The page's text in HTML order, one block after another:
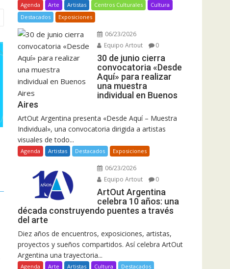
Agenda Arte Artistas Centros Culturales
Cultura
Destacados
Exposiciones
06/23/2026
Equipo Artout
0
30 de junio cierra
convocatoria «Desde
Aquí» para realizar
una muestra
individual en Buenos
Aires
ArtOut Argentina presenta «Desde Aquí – Muestra
Individual», una convocatoria dirigida a artistas
visuales de todo...
Agenda Artistas Destacados Exposiciones
06/23/2026
Equipo Artout
0
ArtOut Argentina
celebra 10 años: una
década construyendo puentes a través
del arte
Diez años de encuentros, exposiciones, artistas,
proyectos y sueños compartidos. Así celebra ArtOut
Argentina una trayectoria...
Agenda Arte Artistas Cultura
Destacados